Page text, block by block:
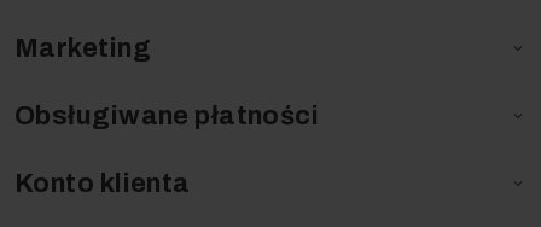
Marketing 
Obsługiwane płatności 
Konto klienta 